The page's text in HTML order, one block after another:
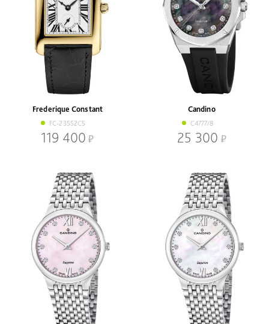
Frederique Constant
FC-235S2C5
119 400
Candino
C4777/8
25 300